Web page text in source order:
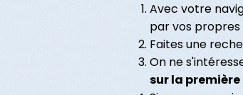
Avec votre
par vos
Faites une
On ne
sur la